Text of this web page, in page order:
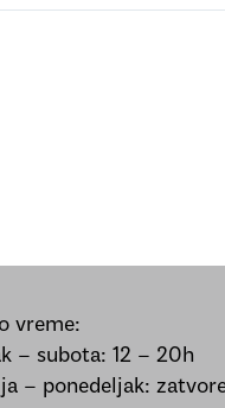
vreme:
– subota: 12 – 20h
– ponedeljak: